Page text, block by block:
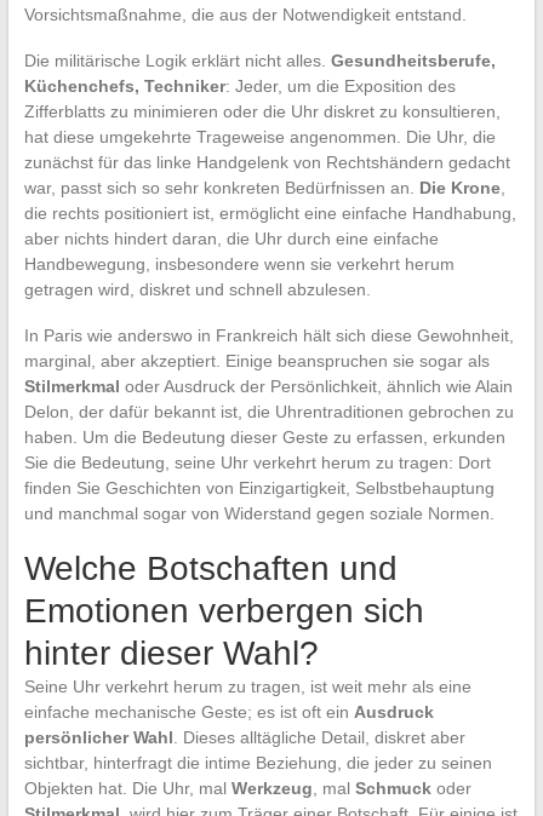
Vorsichtsmaßnahme, die aus der Notwendigkeit entstand.
Die militärische Logik erklärt nicht alles. Gesundheitsberufe,
Küchenchefs, Techniker: Jeder, um die Exposition des
Zifferblatts zu minimieren oder die Uhr diskret zu konsultieren,
hat diese umgekehrte Trageweise angenommen. Die Uhr, die
zunächst für das linke Handgelenk von Rechtshändern gedacht
war, passt sich so sehr konkreten Bedürfnissen an. Die Krone,
die rechts positioniert ist, ermöglicht eine einfache Handhabung,
aber nichts hindert daran, die Uhr durch eine einfache
Handbewegung, insbesondere wenn sie verkehrt herum
getragen wird, diskret und schnell abzulesen.
In Paris wie anderswo in Frankreich hält sich diese Gewohnheit,
marginal, aber akzeptiert. Einige beanspruchen sie sogar als
Stilmerkmal oder Ausdruck der Persönlichkeit, ähnlich wie Alain
Delon, der dafür bekannt ist, die Uhrentraditionen gebrochen zu
haben. Um die Bedeutung dieser Geste zu erfassen, erkunden
Sie die Bedeutung, seine Uhr verkehrt herum zu tragen: Dort
finden Sie Geschichten von Einzigartigkeit, Selbstbehauptung
und manchmal sogar von Widerstand gegen soziale Normen.
Welche Botschaften und
Emotionen verbergen sich
hinter dieser Wahl?
Seine Uhr verkehrt herum zu tragen, ist weit mehr als eine
einfache mechanische Geste; es ist oft ein Ausdruck
persönlicher Wahl . Dieses alltägliche Detail, diskret aber
sichtbar, hinterfragt die intime Beziehung, die jeder zu seinen
Objekten hat. Die Uhr, mal Werkzeug , mal Schmuckoder